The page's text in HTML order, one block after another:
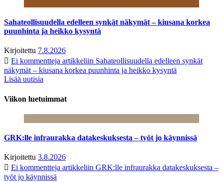
Sahateollisuudella edelleen synkät näkymät – kiusana korkea
puunhinta ja heikko kysyntä
Kirjoitettu 7.8.2026
Ei kommentteja artikkeliin Sahateollisuudella edelleen synkät
näkymät – kiusana korkea puunhinta ja heikko kysyntä
Lisää uutisia
Viikon luetuimmat
GRK:lle infraurakka datakeskuksesta – työt jo käynnissä
Kirjoitettu 3.8.2026
Ei kommentteja artikkeliin GRK:lle infraurakka datakeskuksesta –
työt jo käynnissä